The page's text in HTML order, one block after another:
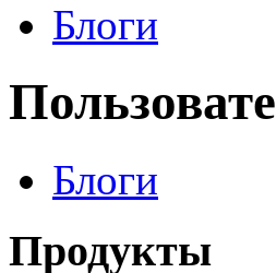
Блоги
Блоги
Продукты